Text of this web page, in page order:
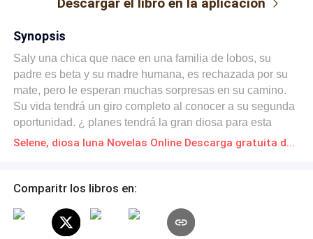
Synopsis
Saly una chica que nace en una familia de lobos, su
padre es beta y su madre humana, es rechazada por su
mate, pero le esperan muchas sorpresas en su camino.
Su vida tendrá un giro completo al conocer a su segunda
oportunidad. ¿ planes tendrá la gran diosa para esta
joven?
Selene, diosa luna Novelas Online Descarga gratuita de PDF
Comparitr los libros en: